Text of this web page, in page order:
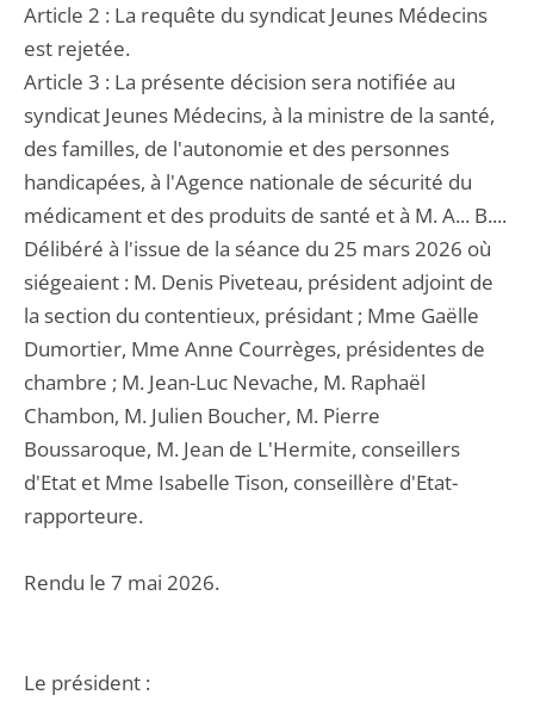
Article 2 : La requête du syndicat Jeunes Médecins
est rejetée.
Article 3 : La présente décision sera notifiée au
syndicat Jeunes Médecins, à la ministre de la santé,
des familles, de l'autonomie et des personnes
handicapées, à l'Agence nationale de sécurité du
médicament et des produits de santé et à M. A... B....
Délibéré à l'issue de la séance du 25 mars 2026 où
siégeaient : M. Denis Piveteau, président adjoint de
la section du contentieux, présidant ; Mme Gaëlle
Dumortier, Mme Anne Courrèges, présidentes de
chambre ; M. Jean-Luc Nevache, M. Raphaël
Chambon, M. Julien Boucher, M. Pierre
Boussaroque, M. Jean de L'Hermite, conseillers
d'Etat et Mme Isabelle Tison, conseillère d'Etat-
rapporteure.
Rendu le 7 mai 2026.
Le président :